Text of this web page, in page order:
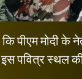
पीएम मोदी के
पवित्र स्थल की